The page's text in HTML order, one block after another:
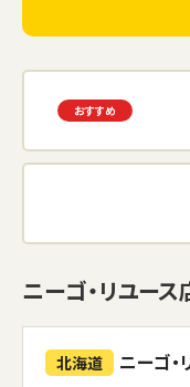
ニーゴ・リユー
北海道 ニーゴ